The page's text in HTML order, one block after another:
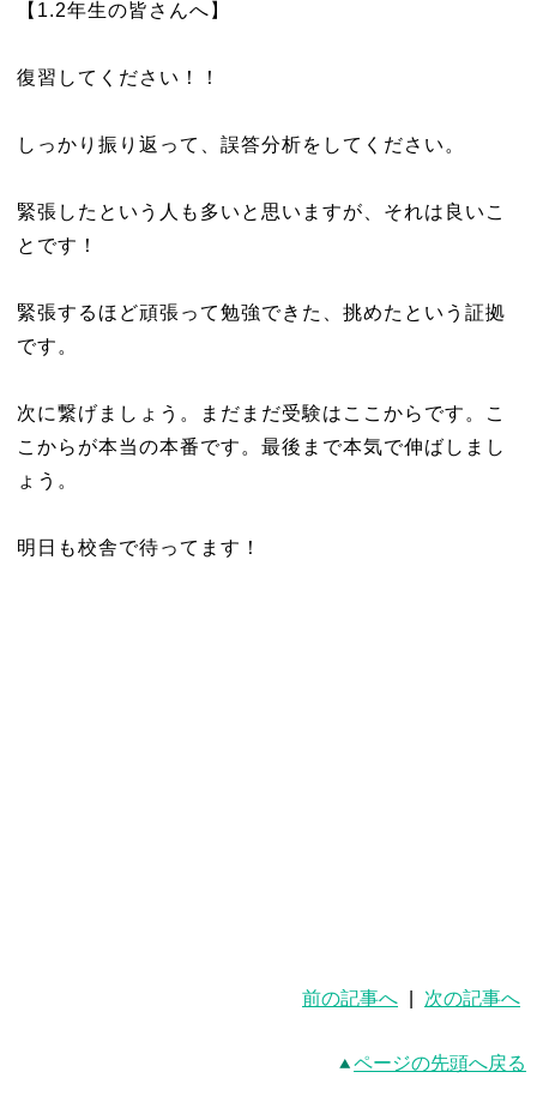
【1.2年生の皆さんへ】
復習してください！！
しっかり振り返って、誤答分析をしてください。
緊張したという人も多いと思いますが、それは良いこ
とです！
緊張するほど頑張って勉強できた、挑めたという証拠
です。
次に繋げましょう。まだまだ受験はここからです。こ
こからが本当の本番です。最後まで本気で伸ばしまし
ょう。
明日も校舎で待ってます！
前の記事へ 次の記事へ
ページの先頭へ戻る